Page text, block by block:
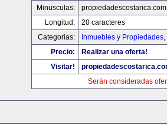
Minusculas:
propiedadescostarica.com
Longitud:
20 caracteres
Categorias:
Inmuebles y Propiedades,
Precio:
Realizar una oferta!
Visitar!
Serán consideradas